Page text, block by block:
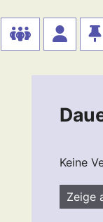
Keine
Zeige